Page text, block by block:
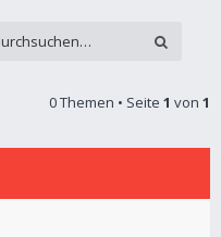
0 Themen • Seite 1 von 1